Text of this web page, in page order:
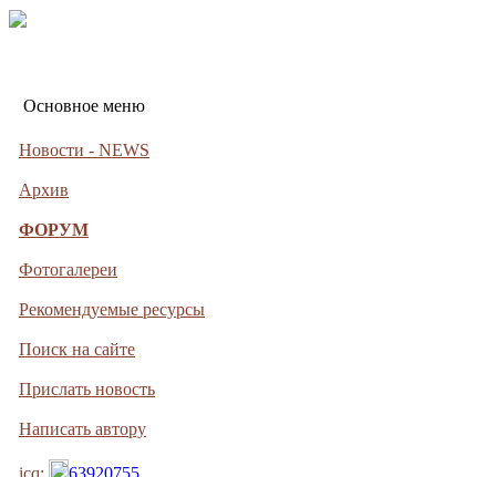
Основное меню
Новости - NEWS
Архив
ФОРУМ
Фотогалереи
Рекомендуемые ресурсы
Поиск на сайте
Прислать новость
Написать автору
icq: 63920755